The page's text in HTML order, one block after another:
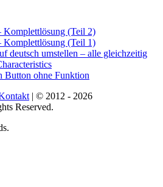
(Teil 2)
(Teil 1)
deutsch umstellen – alle gleichzeitig
Button ohne Funktion
| © 2012 - 2026
Reserved.